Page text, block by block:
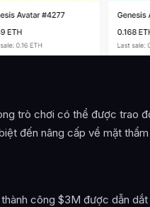
trò chơi có thể được trao
đến nâng cấp về mặt
công $3M được dẫn